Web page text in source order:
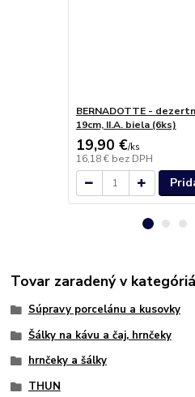
BERNADOTTE -
19cm, II.A. biela (6ks)
19,90 €/ks
16,18 € bez DPH
Tovar zaradený v
Súpravy porcelánu a kusovky
Šálky na kávu a čaj, hrnčeky
hrnčeky a šálky
THUN